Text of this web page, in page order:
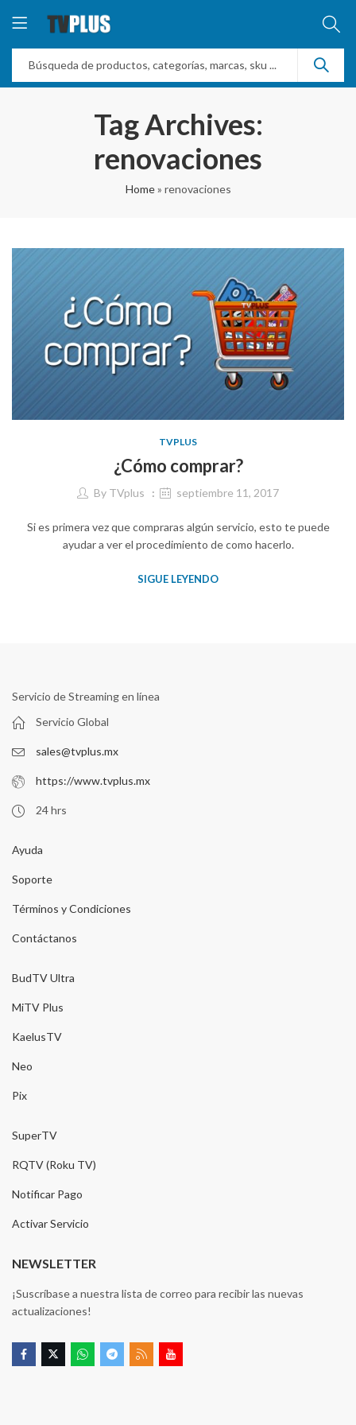
Tag Archives:
renovaciones
Home» renovaciones
TVPLUS
¿Cómo comprar?
By TVplus septiembre 11, 2017
Si es primera vez que compraras algún servicio, esto te puede
ayudar a ver el procedimiento de como hacerlo.
SIGUE LEYENDO
Servicio de Streaming en línea
Servicio Global
sales@tvplus.mx
https://www.tvplus.mx
24 hrs
Ayuda
Soporte
Términos y Condiciones
Contáctanos
BudTV Ultra
MiTV Plus
KaelusTV
Neo
Pix
SuperTV
RQTV (Roku TV)
Notificar Pago
Activar Servicio
NEWSLETTER
¡Suscríbase a nuestra lista de correo para recibir las nuevas
actualizaciones!